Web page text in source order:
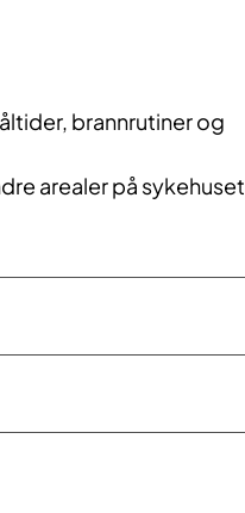
brannrutiner og
arealer på sykehuset